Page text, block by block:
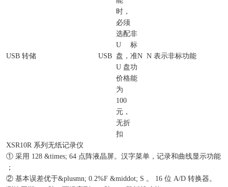
USB 转储 USB
时，
必须
选配
U
盘，
U 盘
价格
为
100
元，
无折
扣
非
标
准
功
能
N N 表示非标功能
XSR10R 系列无纸记录仪
① 采用 128 &times; 64 点阵液晶屏。汉字菜单，记录和曲线显示功能
；
② 基本误差优于&plusmn; 0.2%F &middot; S 。 16 位 A/D 转换器。